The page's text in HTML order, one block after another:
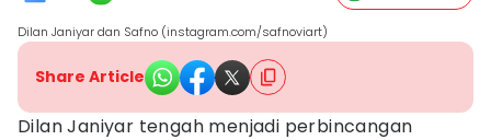
Dilan Janiyar dan Safno (instagram.com/safnoviart)
Share Article
Dilan Janiyar tengah menjadi perbincangan